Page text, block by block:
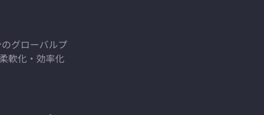
グローバルプ
軟化・効率化